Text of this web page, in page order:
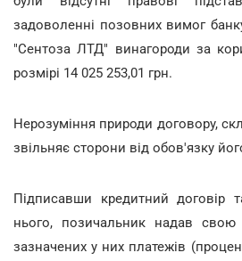
задоволенні позовних вимог
"Сентоза ЛТД" винагороди за
розмірі 14 025 253,01 грн.
Нерозуміння природи договору,
звільняє сторони від обов'язку
Підписавши кредитний договір
нього, позичальник надав свою
зазначених у них платежів